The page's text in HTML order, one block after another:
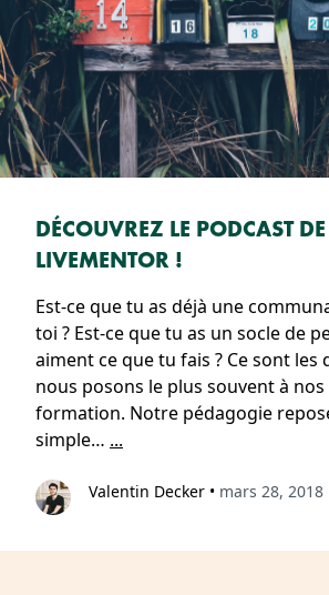
DÉCOUVREZ LE PODCAST DE
LIVEMENTOR !
Est-ce que tu as déjà une
toi ? Est-ce que tu as un socle de
aiment ce que tu fais ? Ce sont les
nous posons le plus souvent à nos
formation. Notre pédagogie
simple… ...
Valentin Decker • mars 28, 2018